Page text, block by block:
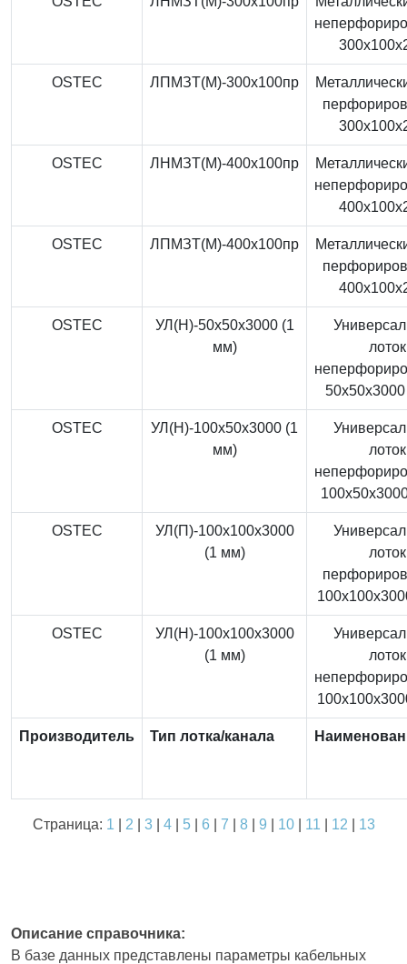
OSTEC ЛПМЗТ(М)-300x100пр
OSTEC ЛНМЗТ(М)-400x100пр
OSTEC ЛПМЗТ(М)-400x100пр
OSTEC
УЛ(Н)-50x50x3000 (1
мм)
лоток
OSTEC
УЛ(Н)-100x50x3000 (1
мм)
лоток
OSTEC
УЛ(П)-100x100x3000
(1 мм)
лоток
OSTEC
УЛ(Н)-100x100x3000
(1 мм)
лоток
Производитель Тип лотка/канала
Страница: 1 2 3| 4| 5| 6 7 8| 9 10| 11 12 13
Описание справочника:
В базе данных представлены параметры кабельных